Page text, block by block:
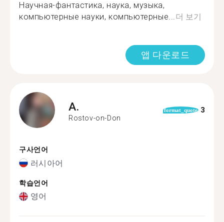
Научная-фантастика, наука, музыка,
компьютерные науки, компьютерные...더 보기
앱 다운로드
A.
Rostov-on-Don
format_quote 3
구사언어
러시아어
학습언어
영어